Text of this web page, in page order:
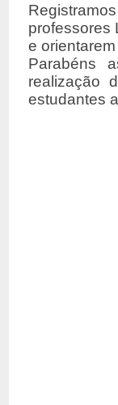
professores
e
Parabéns
realização
estudantes